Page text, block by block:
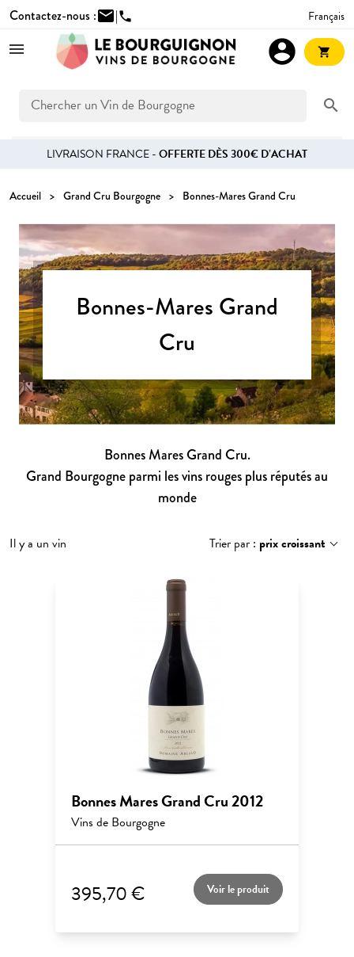
Contactez-nous :mail|phone Français
search
account_circle shopping_cart
LIVRAISON FRANCE -OFFERTE DÈS 300€ D’ACHAT
Accueil Grand Cru Bourgogne Bonnes-Mares Grand Cru
Bonnes-Mares Grand
Cru
Bonnes Mares Grand Cru.
Grand Bourgogne parmi les vins rouges plus réputés au
monde
Il y a un vin Trier par : prix croissant
Bonnes Mares Grand Cru 2012
Vins de Bourgogne
395,70 € Voir le produit